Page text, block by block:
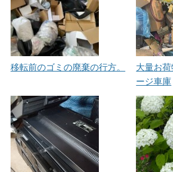
移転前のゴミの廃棄の行方。
大量お
ージ車庫